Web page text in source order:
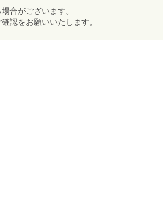
合がございます。
認をお願いいたします。